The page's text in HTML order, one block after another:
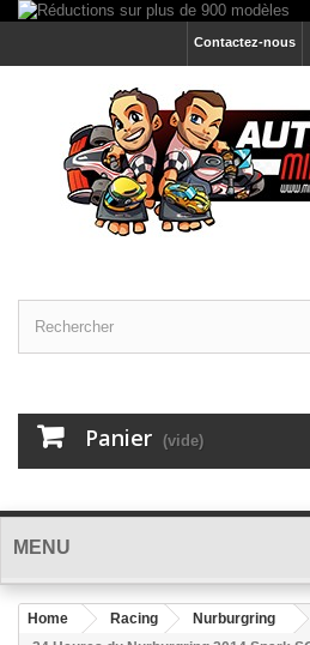
Contactez-nous
Panier (vide)
MENU
Home Racing Nurburgring